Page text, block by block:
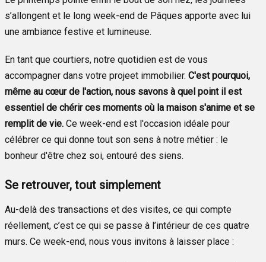
s’allongent et le long week-end de Pâques apporte avec lui
une ambiance festive et lumineuse.
En tant que courtiers, notre quotidien est de vous
accompagner dans votre projeet immobilier. C'est pourquoi,
même au cœur de l'action, nous savons à quel point il est
essentiel de chérir ces moments où la maison s'anime et se
remplit de vie. Ce week-end est l'occasion idéale pour
célébrer ce qui donne tout son sens à notre métier : le
bonheur d'être chez soi, entouré des siens.
Se retrouver, tout simplement
Au-delà des transactions et des visites, ce qui compte
réellement, c’est ce qui se passe à l’intérieur de ces quatre
murs. Ce week-end, nous vous invitons à laisser place :